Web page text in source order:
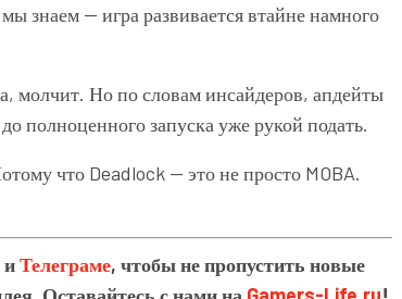
знаем — игра развивается втайне намного
молчит. Но по словам инсайдеров, апдейты
полноценного запуска уже рукой подать.
что Deadlock — это не просто MOBA.
иТелеграме, чтобы не пропустить новые
Оставайтесь с нами на Gamers-Life.ru!